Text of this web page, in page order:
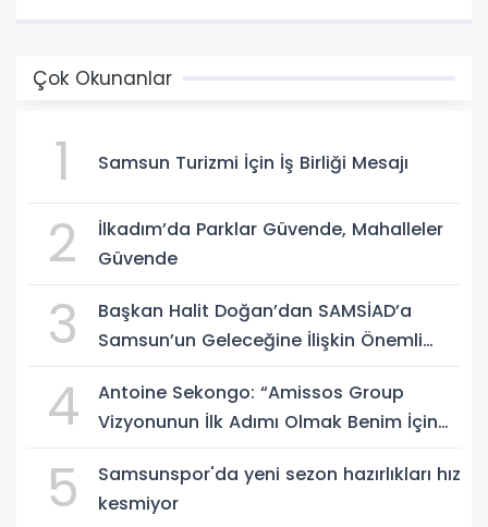
Çok Okunanlar
1 Samsun Turizmi İçin İş Birliği Mesajı
2
İlkadım’da Parklar Güvende, Mahalleler
Güvende
3
Başkan Halit Doğan’dan SAMSİAD’a
Samsun’un Geleceğine İlişkin Önemli
4
Antoine Sekongo: “Amissos Group
Vizyonunun İlk Adımı Olmak Benim İçin
5
Samsunspor'da yeni sezon hazırlıkları hız
kesmiyor